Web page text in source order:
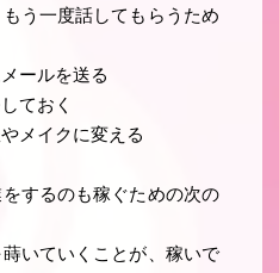
う一度話してもらうため
ールを送る
ておく
メイクに変える
するのも稼ぐための次の
いていくことが、稼いで